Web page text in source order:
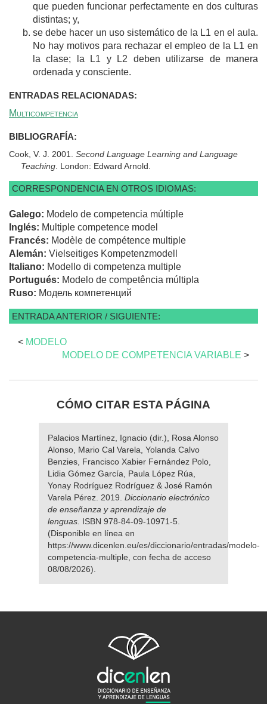
que pueden funcionar perfectamente en dos culturas
distintas; y,
se debe hacer un uso sistemático de la L1 en el aula.
No hay motivos para rechazar el empleo de la L1 en
la clase; la L1 y L2 deben utilizarse de manera
ordenada y consciente.
ENTRADAS RELACIONADAS:
Multicompetencia
BIBLIOGRAFÍA:
Cook, V. J. 2001. Second Language Learning and Language
Teaching . London: Edward Arnold.
CORRESPONDENCIA EN OTROS IDIOMAS:
Galego: Modelo de competencia múltiple
Inglés: Multiple competence model
Francés: Modèle de compétence multiple
Alemán: Vielseitiges Kompetenzmodell
Italiano: Modello di competenza multiple
Portugués: Modelo de competência múltipla
Ruso: Модель компетенций
ENTRADA ANTERIOR / SIGUIENTE:
< MODELO
MODELO DE COMPETENCIA VARIABLE >
CÓMO CITAR ESTA PÁGINA
Palacios Martínez, Ignacio (dir.), Rosa Alonso
Alonso, Mario Cal Varela, Yolanda Calvo
Benzies, Francisco Xabier Fernández Polo,
Lidia Gómez García, Paula López Rúa,
Yonay Rodríguez Rodríguez & José Ramón
Varela Pérez. 2019. Diccionario electrónico
de enseñanza y aprendizaje de
lenguas. ISBN 978-84-09-10971-5.
(Disponible en línea en
https://www.dicenlen.eu/es/diccionario/entradas/modelo-
competencia-multiple, con fecha de acceso
08/08/2026).